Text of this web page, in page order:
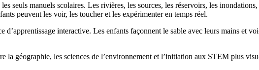
seuls manuels scolaires. Les rivières, les sources, les réservoirs, les
peuvent les voir, les toucher et les expérimenter en temps réel.
interactive. Les enfants façonnent le sable avec leurs mains et
la géographie, les sciences de l’environnement et l’initiation aux STEM plus